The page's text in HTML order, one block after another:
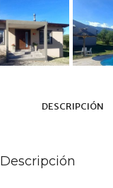
DESCRIPCIÓN
Descripción